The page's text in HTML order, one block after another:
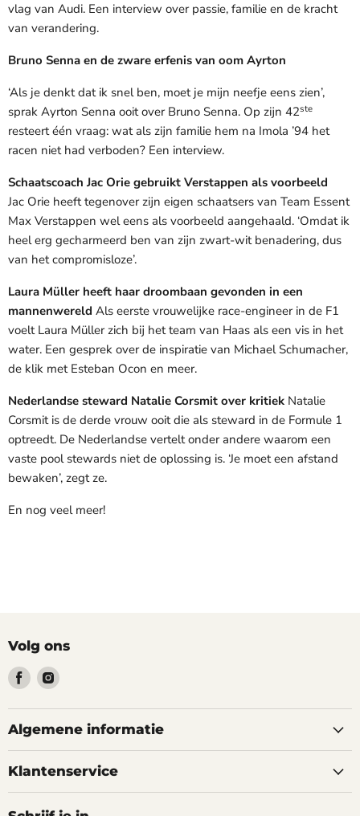
vlag van Audi. Een interview over passie, familie en de kracht
van verandering.
Bruno Senna en de zware erfenis van oom Ayrton
‘Als je denkt dat ik snel ben, moet je mijn neefje eens zien’,
sprak Ayrton Senna ooit over Bruno Senna. Op zijn 42ste
resteert één vraag: wat als zijn familie hem na Imola ’94 het
racen niet had verboden? Een interview.
Schaatscoach Jac Orie gebruikt Verstappen als voorbeeld
Jac Orie heeft tegenover zijn eigen schaatsers van Team Essent
Max Verstappen wel eens als voorbeeld aangehaald. ‘Omdat ik
heel erg gecharmeerd ben van zijn zwart-wit benadering, dus
van het compromisloze’.
Laura Müller heeft haar droombaan gevonden in een
mannenwereld Als eerste vrouwelijke race-engineer in de F1
voelt Laura Müller zich bij het team van Haas als een vis in het
water. Een gesprek over de inspiratie van Michael Schumacher,
de klik met Esteban Ocon en meer.
Nederlandse steward Natalie Corsmit over kritiek Natalie
Corsmit is de derde vrouw ooit die als steward in de Formule 1
optreedt. De Nederlandse vertelt onder andere waarom een
vaste pool stewards niet de oplossing is. ‘Je moet een afstand
bewaken’, zegt ze.
En nog veel meer!
Volg ons
Vind
ons
op
Facebook
Vind
op
Instagram
Algemene informatie
Klantenservice